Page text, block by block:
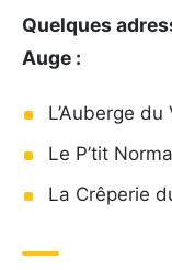
Quelques
Auge :
L’Auberge
Le P’tit
La Crêperie